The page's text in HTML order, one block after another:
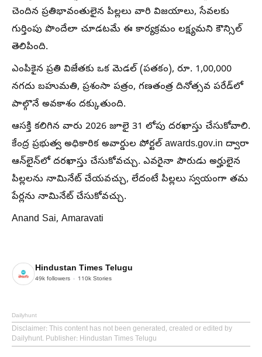
చెందిన ప్రతిభావంతులైన పిల్లలు వారి విజయాలు, సేవలకు
గుర్తింపు పొందేలా చూడటమే ఈ కార్యక్రమం లక్ష్యమని కౌన్సిల్
తెలిపింది.
ఎంపికైన ప్రతి విజేతకు ఒక మెడల్ (పతకం), రూ. 1,00,000
నగదు బహుమతి, ప్రశంసా పత్రం, గణతంత్ర దినోత్సవ పరేడ్‌లో
పాల్గొనే అవకాశం దక్కుతుంది.
ఆసక్తి కలిగిన వారు 2026 జూలై 31 లోపు దరఖాస్తు చేసుకోవాలి.
కేంద్ర ప్రభుత్వ అధికారిక అవార్డుల పోర్టల్ awards.gov.in ద్వారా
ఆన్‌లైన్‌లో దరఖాస్తు చేసుకోవచ్చు. ఎవరైనా పౌరుడు అర్హులైన
పిల్లలను నామినేట్ చేయవచ్చు, లేదంటే పిల్లలు స్వయంగా తమ
పేర్లను నామినేట్ చేసుకోవచ్చు.
Anand Sai, Amaravati
Hindustan Times Telugu
49k followers 110k Stories
Dailyhunt
Disclaimer: This content has not been generated, created or edited by
Dailyhunt. Publisher: Hindustan Times Telugu